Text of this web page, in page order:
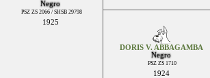
Negro
PSZ ZS 2066 / SHSB 29798
1925
DORIS V. ABBAGAMBA
Negro
PSZ ZS 1710
1924